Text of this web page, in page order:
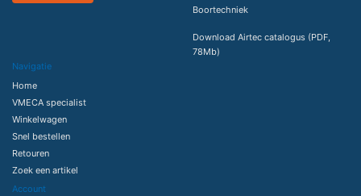
Boortechniek
Download Airtec catalogus (PDF,
78Mb)
Navigatie
Home
VMECA specialist
Winkelwagen
Snel bestellen
Retouren
Zoek een artikel
Account